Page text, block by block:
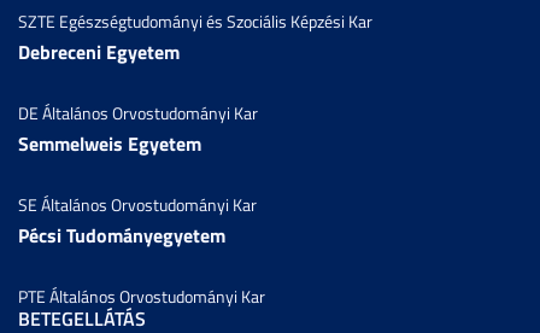
SZTE Egészségtudományi és Szociális Képzési Kar
Debreceni Egyetem
DE Általános Orvostudományi Kar
Semmelweis Egyetem
SE Általános Orvostudományi Kar
Pécsi Tudományegyetem
PTE Általános Orvostudományi Kar
BETEGELLÁTÁS